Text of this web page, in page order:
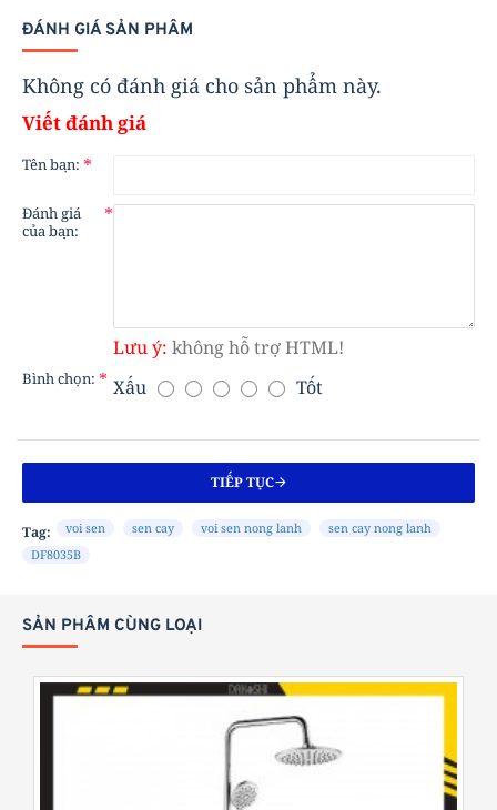
ĐÁNH GIÁ SẢN PHẨM
Không có đánh giá cho sản phẩm này.
Viết đánh giá
Tên bạn:
Đánh giá
của bạn:
Lưu ý: không hỗ trợ HTML!
N
H
C
Ọ
Bình chọn: Xấu Tốt
TIẾP TỤC
Tag: voi sen sen cay voi sen nong lanh
sen cay nong lanh
DF8035B
SẢN PHẨM CÙNG LOẠI